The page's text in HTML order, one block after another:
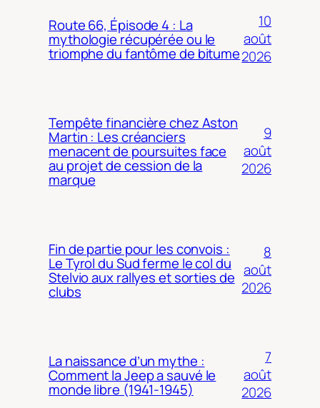
Route 66, Épisode 4 : La
mythologie récupérée ou le
triomphe du fantôme de bitume
10
août
2026
Tempête financière chez Aston
Martin : Les créanciers
menacent de poursuites face
au projet de cession de la
marque
9
août
2026
Fin de partie pour les convois :
Le Tyrol du Sud ferme le col du
Stelvio aux rallyes et sorties de
clubs
8
août
2026
La naissance d’un mythe :
Comment la Jeep a sauvé le
monde libre (1941-1945)
7
août
2026